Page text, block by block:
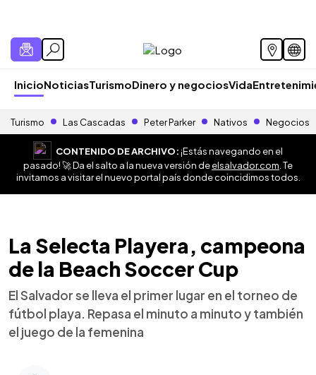
InicioNoticiasTurismoDinero y negociosVida
Turismo Las Cascadas Peter Parker Nativos Negocios
CONTENIDO DE ARCHIVO:¡Estás navegando en el
pasado! 🚀 Da el salto a la nueva versión deelsalvador.com . Te
invitamos a visitar el nuevo portal país donde coincidimos todos.
La Selecta Playera, campeona
de la Beach Soccer Cup
El Salvador se lleva el primer lugar en el torneo de
fútbol playa. Repasa el minuto a minuto y también
el juego de la femenina